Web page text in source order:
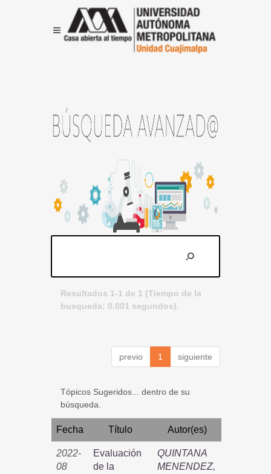
Resultados 1-1 de 1 (Tiempo de la
busqueda: 0.001 segundos).
previo 1 siguiente
Tópicos Sugeridos... dentro de su
búsqueda.
Fecha Título Autor(es)
2022-
08
Evaluación
de la
QUINTANA
MENENDEZ,